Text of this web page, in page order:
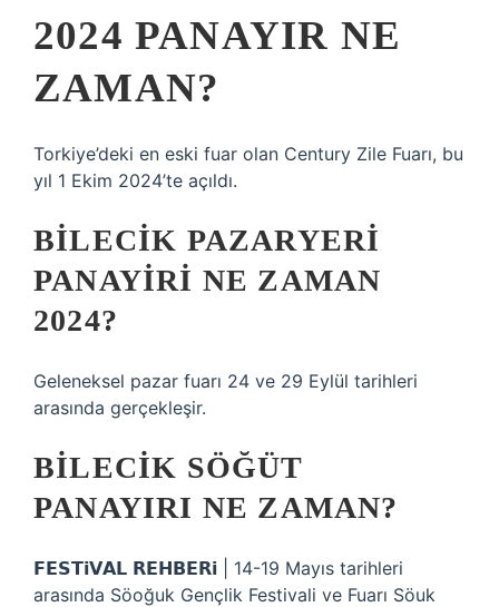
2024 PANAYIR NE
ZAMAN?
Torkiye’deki en eski fuar olan Century Zile Fuarı, bu
yıl 1 Ekim 2024’te açıldı.
BILECIK PAZARYERI
PANAYIRI NE ZAMAN
2024?
Geleneksel pazar fuarı 24 ve 29 Eylül tarihleri ​​
arasında gerçekleşir.
BILECIK SÖĞÜT
PANAYIRI NE ZAMAN?
𝗙𝗘𝗦𝗧𝗶𝗩𝗔𝗟 𝗥𝗘𝗛𝗕𝗘𝗥𝗶 | 14-19 Mayıs tarihleri ​​
arasında Söoğuk Gençlik Festivali ve Fuarı Söuk